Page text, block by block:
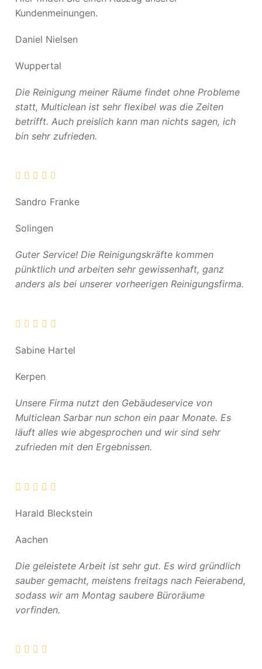
Kundenmeinungen.
Daniel Nielsen
Wuppertal
Die Reinigung meiner Räume findet ohne Probleme
statt, Multiclean ist sehr flexibel was die Zeiten
betrifft. Auch preislich kann man nichts sagen, ich
bin sehr zufrieden.
Sandro Franke
Solingen
Guter Service! Die Reinigungskräfte kommen
pünktlich und arbeiten sehr gewissenhaft, ganz
anders als bei unserer vorheerigen Reinigungsfirma.
Sabine Hartel
Kerpen
Unsere Firma nutzt den Gebäudeservice von
Multiclean Sarbar nun schon ein paar Monate. Es
läuft alles wie abgesprochen und wir sind sehr
zufrieden mit den Ergebnissen.
Harald Bleckstein
Aachen
Die geleistete Arbeit ist sehr gut. Es wird gründlich
sauber gemacht, meistens freitags nach Feierabend,
sodass wir am Montag saubere Büroräume
vorfinden.